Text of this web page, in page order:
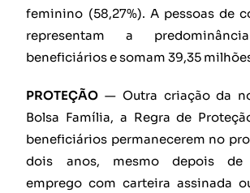
feminino (58,27%). A pessoas de
representam a
beneficiários e somam 39,35
PROTEÇÃO — Outra criação da
Bolsa Família, a Regra de
beneficiários permanecerem no
dois anos, mesmo depois de
emprego com carteira assinada